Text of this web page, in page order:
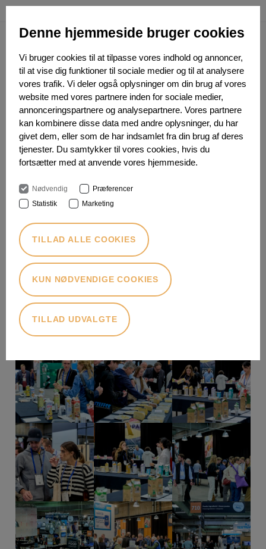
Denne hjemmeside bruger cookies
Vi bruger cookies til at tilpasse vores indhold og annoncer,
til at vise dig funktioner til sociale medier og til at analysere
vores trafik. Vi deler også oplysninger om din brug af vores
website med vores partnere inden for sociale medier,
annonceringspartnere og analysepartnere. Vores partnere
kan kombinere disse data med andre oplysninger, du har
givet dem, eller som de har indsamlet fra din brug af deres
tjenester. Du samtykker til vores cookies, hvis du
fortsætter med at anvende vores hjemmeside.
Nødvendig
Præferencer
Statistik
Marketing
TILLAD ALLE COOKIES
KUN NØDVENDIGE COOKIES
TILLAD UDVALGTE
Forside Om IFC Arkiv 2025 IFC billeder